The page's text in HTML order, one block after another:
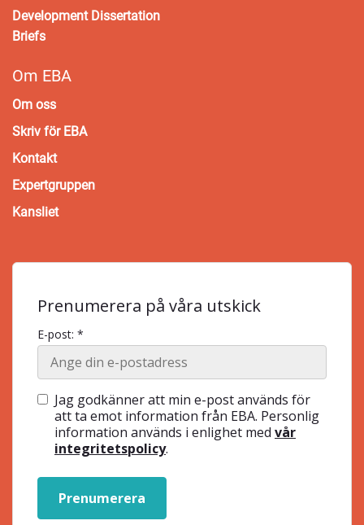
Development Dissertation
Briefs
Om EBA
Om oss
Skriv för EBA
Kontakt
Expertgruppen
Kansliet
Prenumerera på våra utskick
E-post: *
Jag godkänner att min e-post används för
att ta emot information från EBA. Personlig
information används i enlighet med vår
integritetspolicy.
Prenumerera